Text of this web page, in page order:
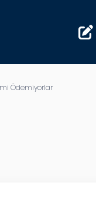
Ödemiyorlar